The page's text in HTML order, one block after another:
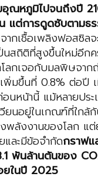
ภูมิไปจนถึงปี
แต่การดูดซับตามธ
ากเชื้อเพลิงฟอสซิล
สถิติที่สูงขึ้นใหม่อีก
ลกเจอกับมลพิษจาก
เพิ่มขึ้นที่ 0.8% ต่อปี
นหน้านี้ แม้หลายปร
ยนอยู่ในเกณฑ์ที่ใกล้
พลังงานของโลก แต่
และมีข้อจำกัดกราฟ
พันล้านตันของ
ในปี 2025